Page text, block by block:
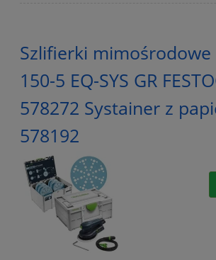
Szlifierki mimośrodowe
150-5 EQ-SYS GR
578272 Systainer z
578192